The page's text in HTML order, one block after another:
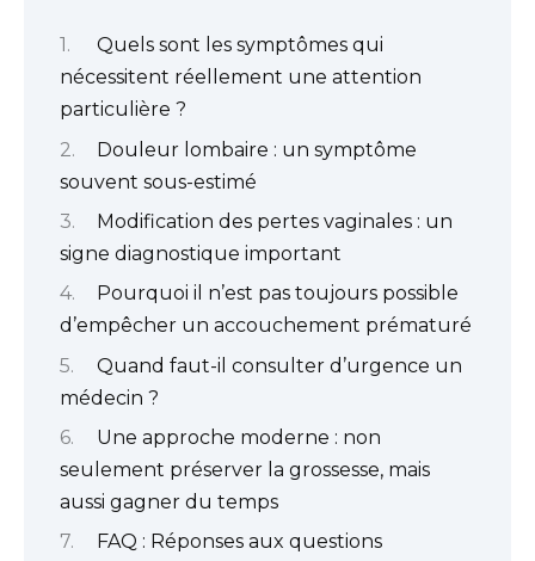
Quels sont les symptômes qui
nécessitent réellement une attention
particulière ?
Douleur lombaire : un symptôme
souvent sous-estimé
Modification des pertes vaginales : un
signe diagnostique important
Pourquoi il n’est pas toujours possible
d’empêcher un accouchement prématuré
Quand faut-il consulter d’urgence un
médecin ?
Une approche moderne : non
seulement préserver la grossesse, mais
aussi gagner du temps
FAQ : Réponses aux questions